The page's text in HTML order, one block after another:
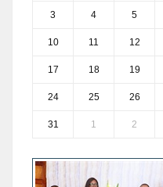
3 4 5
10 11 12
17 18 19
24 25 26
31 1 2